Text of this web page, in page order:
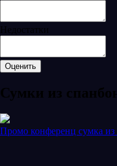
Недостатки
Сумки из
Промо конференц сумка из